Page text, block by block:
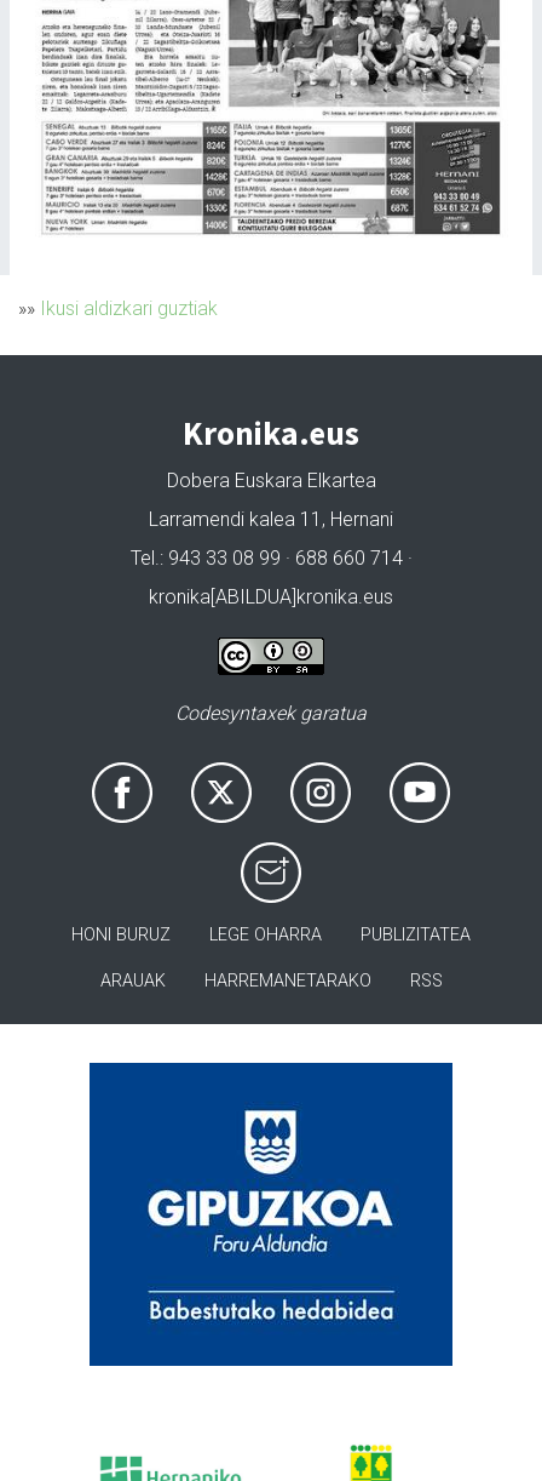
»» Ikusi aldizkari guztiak
Kronika.eus
Dobera Euskara Elkartea
Larramendi kalea 11, Hernani
Tel.: 943 33 08 99 · 688 660 714 ·
kronika[ABILDUA]kronika.eus
Codesyntaxek garatua
HONI BURUZ LEGE OHARRA PUBLIZITATEA
ARAUAK HARREMANETARAKO RSS